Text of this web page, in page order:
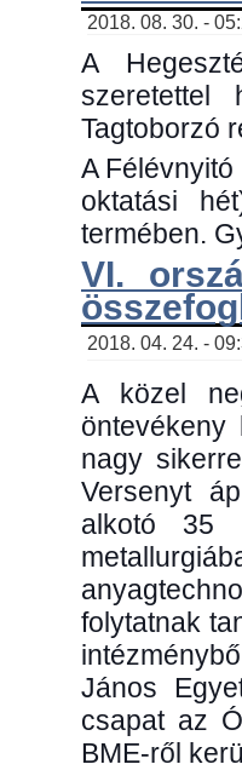
2018. 08. 30. -
A
szeretettel
Tagtoborzó
A
oktatási
termében.
VI.
2018. 04. 24. -
A közel
nagy
Versenyt
alkotó 35
folytatnak
János
csapat az
BME-ről